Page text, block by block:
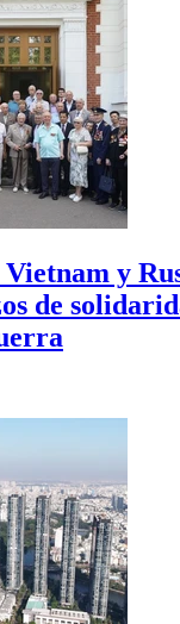
Vietnam y
de